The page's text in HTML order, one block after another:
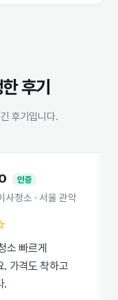
후기
후기입니다.
· 서울 관악
르게
도 착하고